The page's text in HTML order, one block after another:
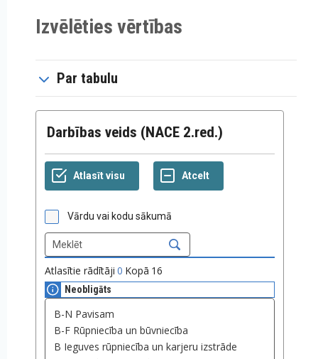
Izvēlēties vērtības
Par tabulu
Darbības veids (NACE 2.red.)
Vārdu vai kodu sākumā
Atlasītie rādītāji 0 Kopā 16
Neobligāts